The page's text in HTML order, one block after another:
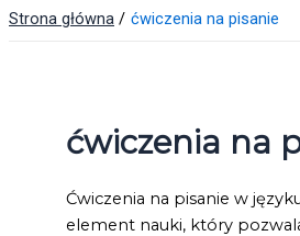
Strona główna ćwiczenia na pisanie
ćwiczenia na
Ćwiczenia na pisanie w
element nauki, który